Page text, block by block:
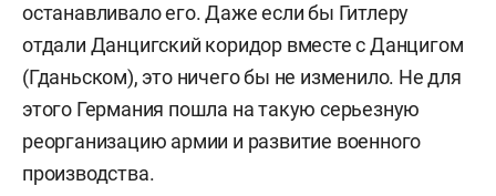
останавливало его. Даже если бы Гитлеру
отдали Данцигский коридор вместе с Данцигом
(Гданьском), это ничего бы не изменило. Не для
этого Германия пошла на такую серьезную
реорганизацию армии и развитие военного
производства.